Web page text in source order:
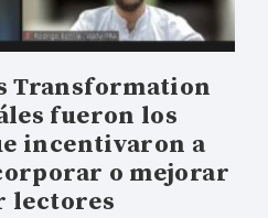
Transformation
fueron los
incentivaron a
o mejorar
lectores